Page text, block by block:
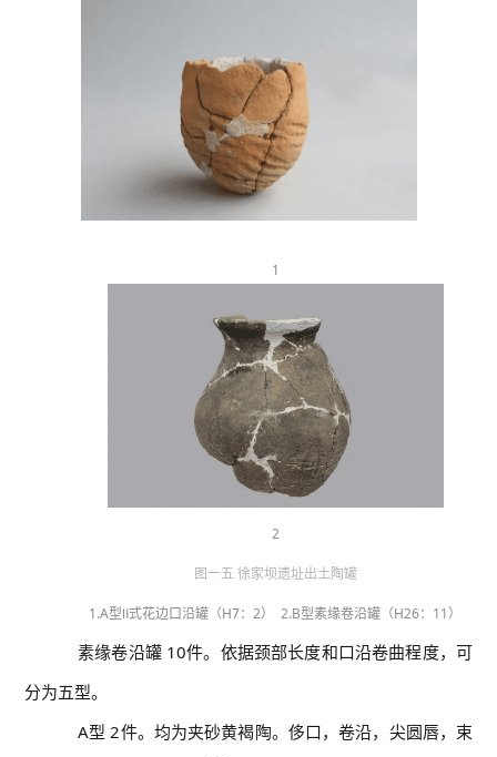
1
2
图一五 徐家坝遗址出土陶罐
1.A型Ⅱ式花边口沿罐（H7：2） 2.B型素缘卷沿罐（H26：11）
素缘卷沿罐 10件。依据颈部长度和口沿卷曲程度，可
分为五型。
A型 2件。均为夹砂黄褐陶。侈口，卷沿，尖圆唇，束